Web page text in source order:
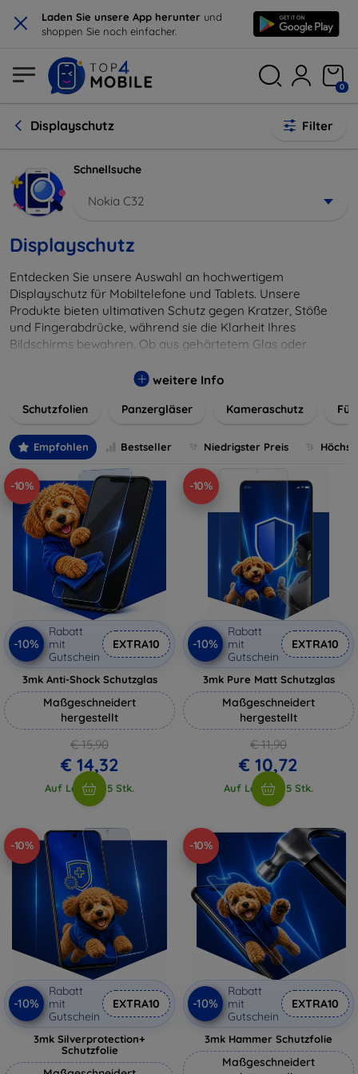
× Laden Sie unsere App herunter und
shoppen Sie noch einfacher.
0
Displayschutz Filter
Schnellsuche
Nokia C32
Displayschutz
Entdecken Sie unsere Auswahl an hochwertigem
Displayschutz für Mobiltelefone und Tablets. Unsere
Produkte bieten ultimativen Schutz gegen Kratzer, Stöße
und Fingerabdrücke, während sie die Klarheit Ihres
Bildschirms bewahren. Ob aus gehärtetem Glas oder
installieren und passgenau für jedes Gerät, um eine
wertvolles Gerät mit unseren langlebigen und zuverlässigen
digitales Erlebnis.
weitere Info
Schutzfolien Panzergläser Kameraschutz
Empfohlen Bestseller Niedrigster Preis
-10%
-10%
Rabatt
mit
Gutschein
EXTRA10
3mk Anti-Shock Schutzglas
Maßgeschneidert
hergestellt
€ 15,90
€ 14,32
Auf Lager > 5 Stk.
-10%
-10%
Rabatt
mit
Gutschein
EXTRA10
3mk Pure Matt Schutzglas
Maßgeschneidert
hergestellt
€ 11,90
€ 10,72
Auf Lager > 5 Stk.
-10%
-10%
Rabatt
mit
Gutschein
EXTRA10
3mk Silverprotection+
Schutzfolie
-10%
-10%
Rabatt
mit
Gutschein
EXTRA10
3mk Hammer Schutzfolie
Maßgeschneidert